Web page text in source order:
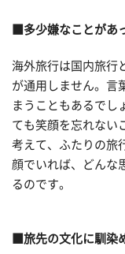
■多少嫌なことがあ
海外旅行は国内旅行
が通用しません。言
まうこともあるでし
ても笑顔を忘れない
考えて、ふたりの旅
顔でいれば、どんな
るのです。
■旅先の文化に馴染